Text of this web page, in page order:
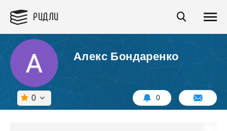
РИДЛИ
Алекс Бондаренко
0 0